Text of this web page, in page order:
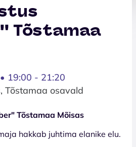
Tõstamaa
19:00 - 21:20
Tõstamaa osavald
Tõstamaa Mõisas
hakkab juhtima elanike elu.